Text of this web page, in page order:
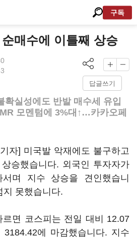
구독
매수에 이틀째 상승
답글쓰기
확실성에도 반발 매수세 유입
모멘텀에 3%대↑…카카오페
자] 미국발 악재에도 불구하고
승했습니다. 외국인 투자자가
며 지수 상승을 견인했습니
지 못했습니다.
르면 코스피는 전일 대비 12.07
3184.42에 마감했습니다. 지수